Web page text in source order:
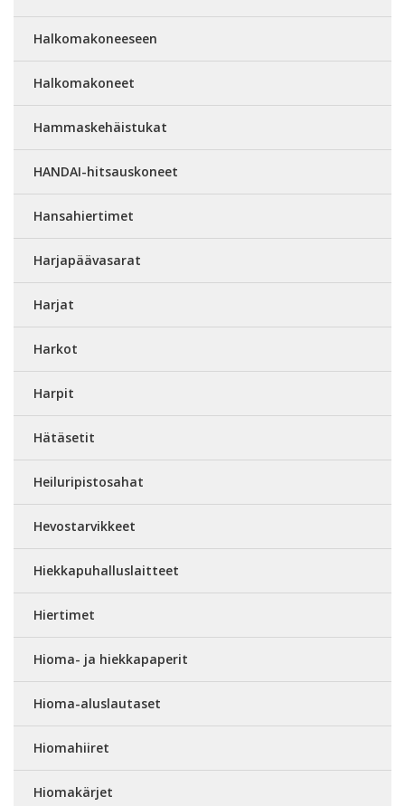
Halkomakoneeseen
Halkomakoneet
Hammaskehäistukat
HANDAI-hitsauskoneet
Hansahiertimet
Harjapäävasarat
Harjat
Harkot
Harpit
Hätäsetit
Heiluripistosahat
Hevostarvikkeet
Hiekkapuhalluslaitteet
Hiertimet
Hioma- ja hiekkapaperit
Hioma-aluslautaset
Hiomahiiret
Hiomakärjet